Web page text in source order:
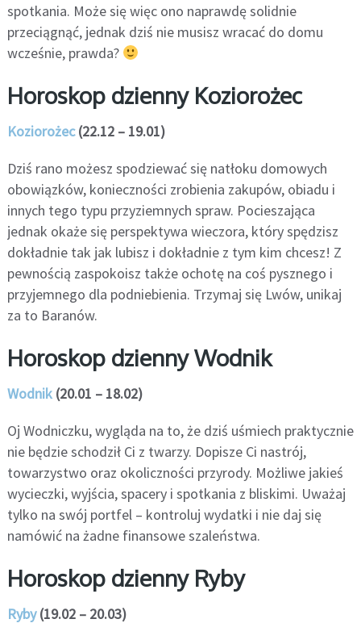
spotkania. Może się więc ono naprawdę solidnie
przeciągnąć, jednak dziś nie musisz wracać do domu
wcześnie, prawda?
Horoskop dzienny Koziorożec
Koziorożec(22.12 – 19.01)
Dziś rano możesz spodziewać się natłoku domowych
obowiązków, konieczności zrobienia zakupów, obiadu i
innych tego typu przyziemnych spraw. Pocieszająca
jednak okaże się perspektywa wieczora, który spędzisz
dokładnie tak jak lubisz i dokładnie z tym kim chcesz! Z
pewnością zaspokoisz także ochotę na coś pysznego i
przyjemnego dla podniebienia. Trzymaj się Lwów, unikaj
za to Baranów.
Horoskop dzienny Wodnik
Wodnik(20.01 – 18.02)
Oj Wodniczku, wygląda na to, że dziś uśmiech praktycznie
nie będzie schodził Ci z twarzy. Dopisze Ci nastrój,
towarzystwo oraz okoliczności przyrody. Możliwe jakieś
wycieczki, wyjścia, spacery i spotkania z bliskimi. Uważaj
tylko na swój portfel – kontroluj wydatki i nie daj się
namówić na żadne finansowe szaleństwa.
Horoskop dzienny Ryby
Ryby(19.02 – 20.03)